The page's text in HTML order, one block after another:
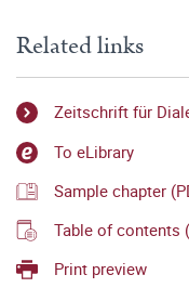
Related links
Zeitschrift für
To eLibrary
Sample chapter
Table of contents
Print preview